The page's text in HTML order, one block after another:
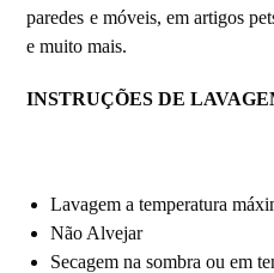
paredes e móveis, em artigos
e muito mais.
INSTRUÇÕES DE
Lavagem a temperatura
Não Alvejar
Secagem na sombra ou em